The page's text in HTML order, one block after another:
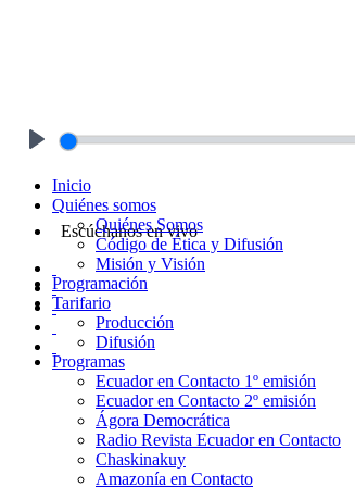
Escúchanos en vivo
Inicio
Quiénes somos
Quiénes Somos
Código de Ética y Difusión
Misión y Visión
Programación
Tarifario
Producción
Difusión
Programas
Ecuador en Contacto 1º emisión
Ecuador en Contacto 2º emisión
Ágora Democrática
Radio Revista Ecuador en Contacto
Chaskinakuy
Amazonía en Contacto